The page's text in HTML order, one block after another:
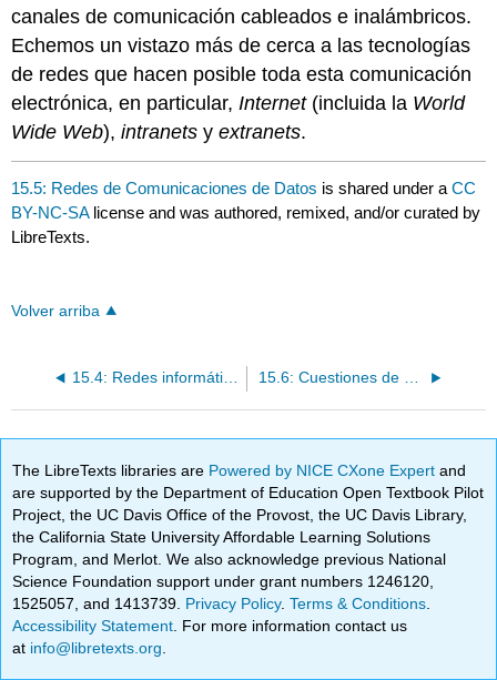
canales de comunicación cableados e inalámbricos.
Echemos un vistazo más de cerca a las tecnologías
de redes que hacen posible toda esta comunicación
electrónica, en particular,Internet(incluida la World
Wide Web),intranets yextranets.
15.5: Redes de Comunicaciones de Datos is shared under aCC
BY-NC-SA license and was authored, remixed, and/or curated by
LibreTexts.
Volver arriba
15.4: Redes informáticas y computación en la nube 15.6: Cuestiones de seguridad en la comunicación electrónica
The LibreTexts libraries are Powered by NICE CXone Expertand
are supported by the Department of Education Open Textbook Pilot
Project, the UC Davis Office of the Provost, the UC Davis Library,
the California State University Affordable Learning Solutions
Program, and Merlot. We also acknowledge previous National
Science Foundation support under grant numbers 1246120,
1525057, and 1413739. Privacy Policy.Terms & Conditions
Accessibility Statement . For more information contact us
at info@libretexts.org